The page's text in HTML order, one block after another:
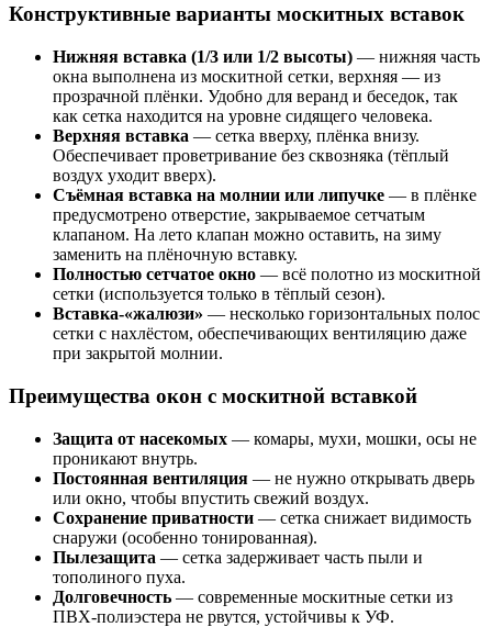
Конструктивные варианты москитных вставок
Нижняя вставка (1/3 или 1/2 высоты) — нижняя часть
окна выполнена из москитной сетки, верхняя — из
прозрачной плёнки. Удобно для веранд и беседок, так
как сетка находится на уровне сидящего человека.
Верхняя вставка — сетка вверху, плёнка внизу.
Обеспечивает проветривание без сквозняка (тёплый
воздух уходит вверх).
Съёмная вставка на молнии или липучке — в плёнке
предусмотрено отверстие, закрываемое сетчатым
клапаном. На лето клапан можно оставить, на зиму
заменить на плёночную вставку.
Полностью сетчатое окно — всё полотно из москитной
сетки (используется только в тёплый сезон).
Вставка-«жалюзи» — несколько горизонтальных полос
сетки с нахлёстом, обеспечивающих вентиляцию даже
при закрытой молнии.
Преимущества окон с москитной вставкой
Защита от насекомых — комары, мухи, мошки, осы не
проникают внутрь.
Постоянная вентиляция — не нужно открывать дверь
или окно, чтобы впустить свежий воздух.
Сохранение приватности — сетка снижает видимость
снаружи (особенно тонированная).
Пылезащита — сетка задерживает часть пыли и
тополиного пуха.
Долговечность — современные москитные сетки из
ПВХ-полиэстера не рвутся, устойчивы к УФ.